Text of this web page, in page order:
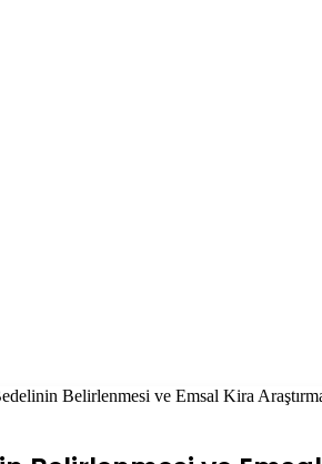
Belirlenmesi ve Emsal Kira